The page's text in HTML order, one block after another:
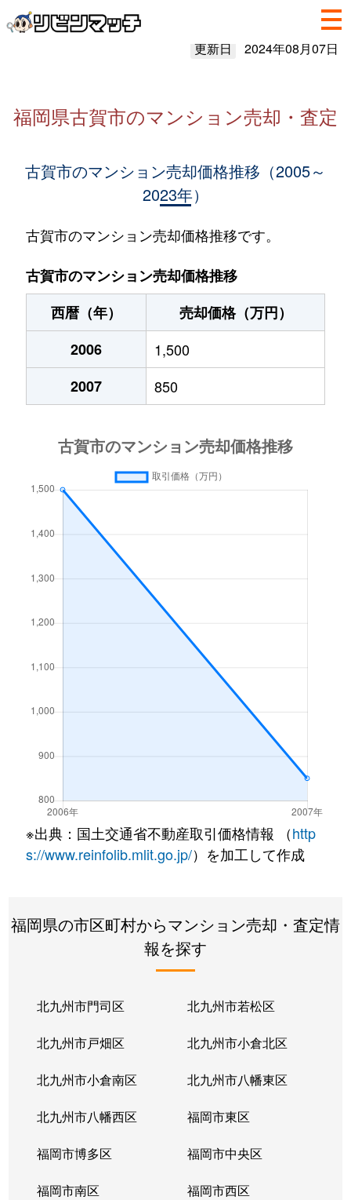
更新日 2024年08月07日
福岡県古賀市のマンション売却・査定
古賀市のマンション売却価格推移（2005～
2023年）
古賀市のマンション売却価格推移です。
古賀市のマンション売却価格推移
西暦（年）
売却価格（万円）
2006
1,500
2007
850
※出典：国土交通省不動産取引価格情報 （http
s://www.reinfolib.mlit.go.jp/）を加工して作成
福岡県の市区町村からマンション売却・査定情
報を探す
北九州市門司区 北九州市若松区
北九州市戸畑区 北九州市小倉北区
北九州市小倉南区 北九州市八幡東区
北九州市八幡西区 福岡市東区
福岡市博多区 福岡市中央区
福岡市南区 福岡市西区